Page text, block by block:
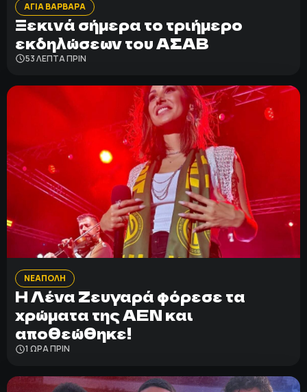
ΑΓΙΑ ΒΑΡΒΑΡΑ
Ξεκινά σήμερα το τριήμερο
εκδηλώσεων του ΑΣΑΒ
53 ΛΕΠΤΑ ΠΡΙΝ
ΝΕΑΠΟΛΗ
Η Λένα Ζευγαρά φόρεσε τα
χρώματα της ΑΕΝ και
αποθεώθηκε!
1 ΩΡΑ ΠΡΙΝ